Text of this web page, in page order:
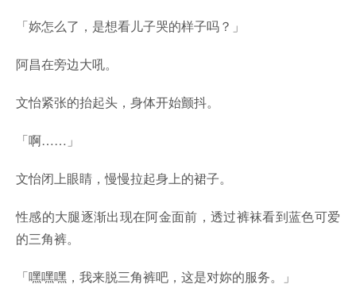
「妳怎么了，是想看儿子哭的样子吗？」
阿昌在旁边大吼。
文怡紧张的抬起头，身体开始颤抖。
「啊……」
文怡闭上眼睛，慢慢拉起身上的裙子。
性感的大腿逐渐出现在阿金面前，透过裤袜看到蓝色可爱
的三角裤。
「嘿嘿嘿，我来脱三角裤吧，这是对妳的服务。」